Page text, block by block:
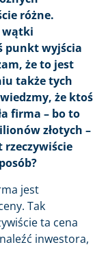
różne.
wątki
punkt wyjścia
że to jest
także tych
że ktoś
firma – bo to
złotych –
rzeczywiście
jest
Tak
ta cena
inwestora,